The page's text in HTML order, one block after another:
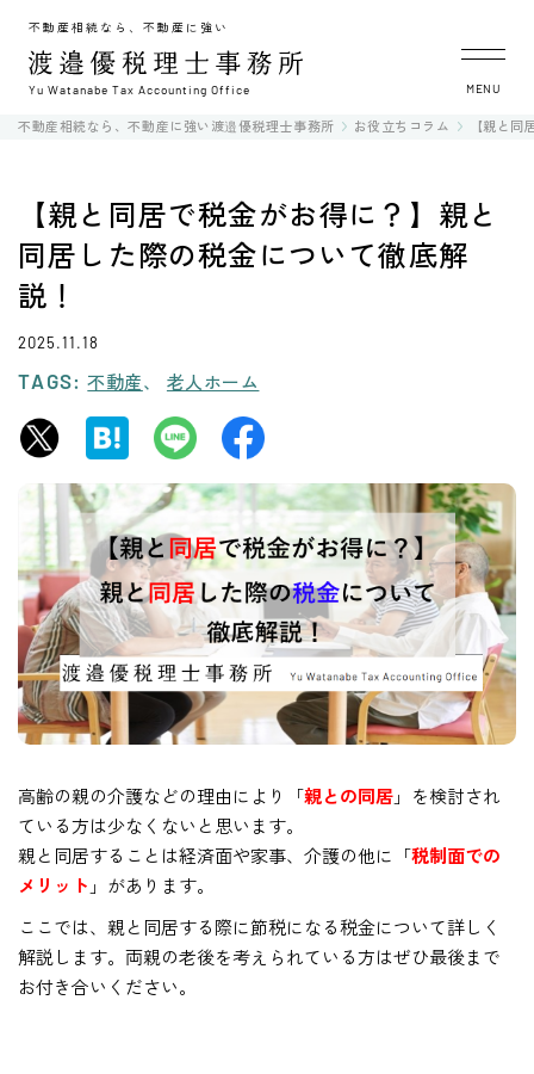
不動産相続なら、不動産に強い
Yu Watanabe Tax Accounting Office MENU
不動産相続なら、不動産に強い渡邉優税理士事務所 お役立ちコラム 【親と
【親と同居で税金がお得に？】親と
同居した際の税金について徹底解
説！
2025.11.18
TAGS: 不動産 老人ホーム
高齢の親の介護などの理由により「親との同居」を検討され
ている方は少なくないと思います。
親と同居することは経済面や家事、介護の他に「税制面での
メリット 」があります。
ここでは、親と同居する際に節税になる税金について詳しく
解説します。両親の老後を考えられている方はぜひ最後まで
お付き合いください。